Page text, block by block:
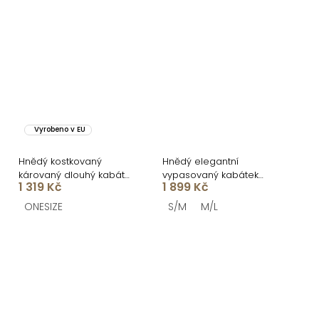
Vyrobeno v EU
Hnědý kostkovaný
károvaný dlouhý kabát
OPHELYN
1 319 Kč
ONESIZE
Hnědý elegantní
vypasovaný kabátek
RALORIEN
1 899 Kč
S/M M/L